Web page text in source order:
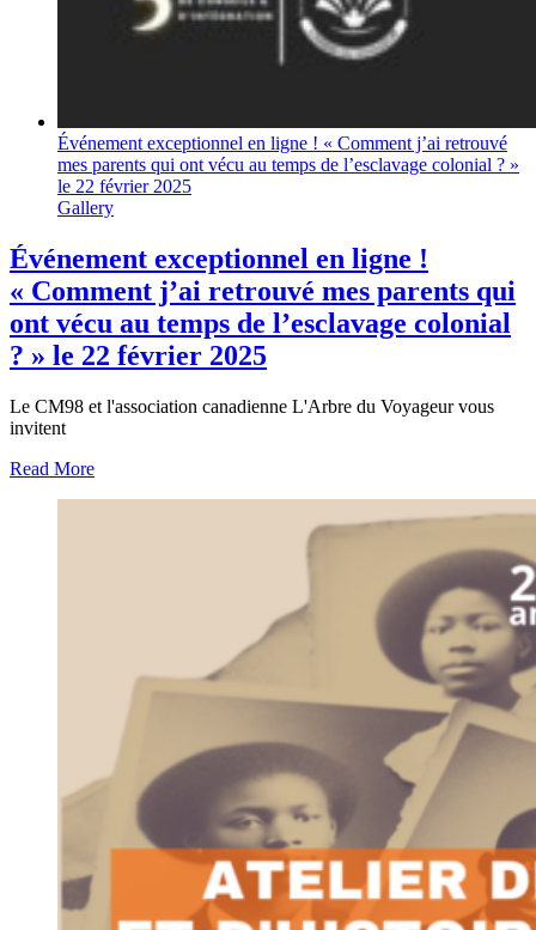
Événement exceptionnel en ligne ! « Comment j’ai retrouvé
mes parents qui ont vécu au temps de l’esclavage colonial ? »
le 22 février 2025
Gallery
Événement exceptionnel en ligne !
« Comment j’ai retrouvé mes parents qui
ont vécu au temps de l’esclavage colonial
? » le 22 février 2025
Le CM98 et l'association canadienne L'Arbre du Voyageur vous
invitent
Read More